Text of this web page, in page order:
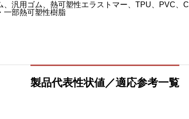
、汎用ゴム、熱可塑性エラストマー、TPU、PVC、
一部熱可塑性樹脂
製品代表性状値／適応参考一覧